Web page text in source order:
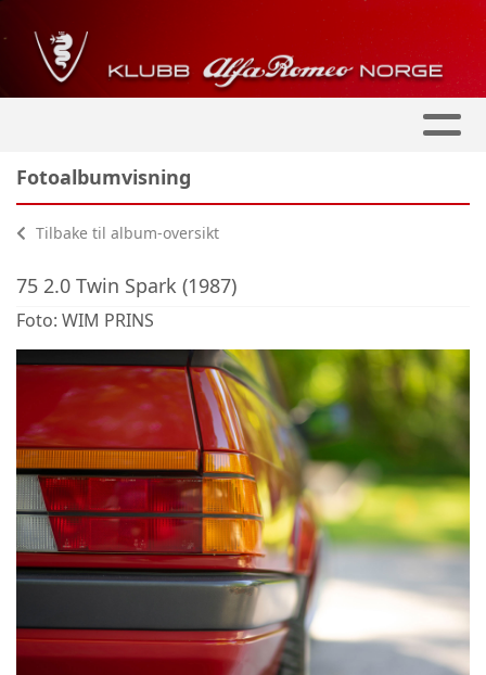
Fotoalbumvisning
Tilbake til album-oversikt
75 2.0 Twin Spark (1987)
Foto: WIM PRINS